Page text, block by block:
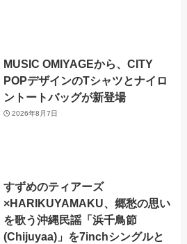
MUSIC OMIYAGEから、CITY
POPデザインのTシャツとナイロ
ントートバッグが新登場
2026年8月7日
すずめのティアーズ
×HARIKUYAMAKU、郷愁の思い
を歌う沖縄民謡「浜千鳥節
(Chijuyaa)」を7inchシングルと